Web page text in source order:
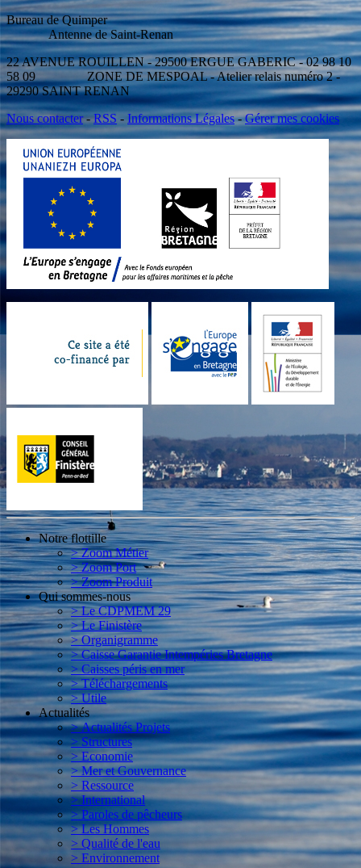
Bureau de Quimper
Antenne de Saint-Renan
22 AVENUE ROUILLEN - 29500 ERGUE GABERIC - 02 98 10
58 09 ZONE DE MESPOAL - Atelier relais numéro 2 -
29290 SAINT RENAN
Nous contacter-RSS -Informations Légales-Gérer mes cookies
Notre flottille
> Zoom Métier
> Zoom Port
> Zoom Produit
Qui sommes-nous
> Le CDPMEM 29
> Le Finistère
> Organigramme
> Caisse Garantie Intempéries Bretagne
> Caisses péris en mer
> Téléchargements
> Utile
Actualités
> Actualités Projets
> Structures
> Economie
> Mer et Gouvernance
> Ressource
> International
> Paroles de pêcheurs
> Les Hommes
> Qualité de l'eau
> Environnement